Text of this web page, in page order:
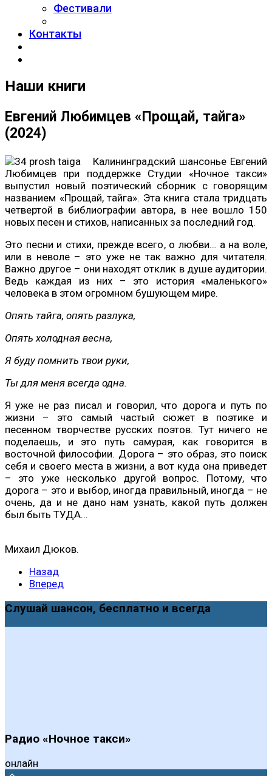
Фестивали
Контакты
Наши книги
Евгений Любимцев «Прощай, тайга»
(2024)
Калининградский шансонье Евгений
Любимцев при поддержке Студии «Ночное такси»
выпустил новый поэтический сборник с говорящим
названием «Прощай, тайга». Эта книга стала тридцать
четвертой в библиографии автора, в нее вошло 150
новых песен и стихов, написанных за последний год.
Это песни и стихи, прежде всего, о любви… а на воле,
или в неволе – это уже не так важно для читателя.
Важно другое – они находят отклик в душе аудитории.
Ведь каждая из них – это история «маленького»
человека в этом огромном бушующем мире.
Опять тайга, опять разлука,
Опять холодная весна,
Я буду помнить твои руки,
Ты для меня всегда одна.
Я уже не раз писал и говорил, что дорога и путь по
жизни – это самый частый сюжет в поэтике и
песенном творчестве русских поэтов. Тут ничего не
поделаешь, и это путь самурая, как говорится в
восточной философии. Дорога – это образ, это поиск
себя и своего места в жизни, а вот куда она приведет
– это уже несколько другой вопрос. Потому, что
дорога – это и выбор, иногда правильный, иногда – не
очень, да и не дано нам узнать, какой путь должен
был быть ТУДА…
Михаил Дюков.
Назад
Вперед
Слушай шансон, бесплатно и всегда
Радио «Ночное такси»
онлайн